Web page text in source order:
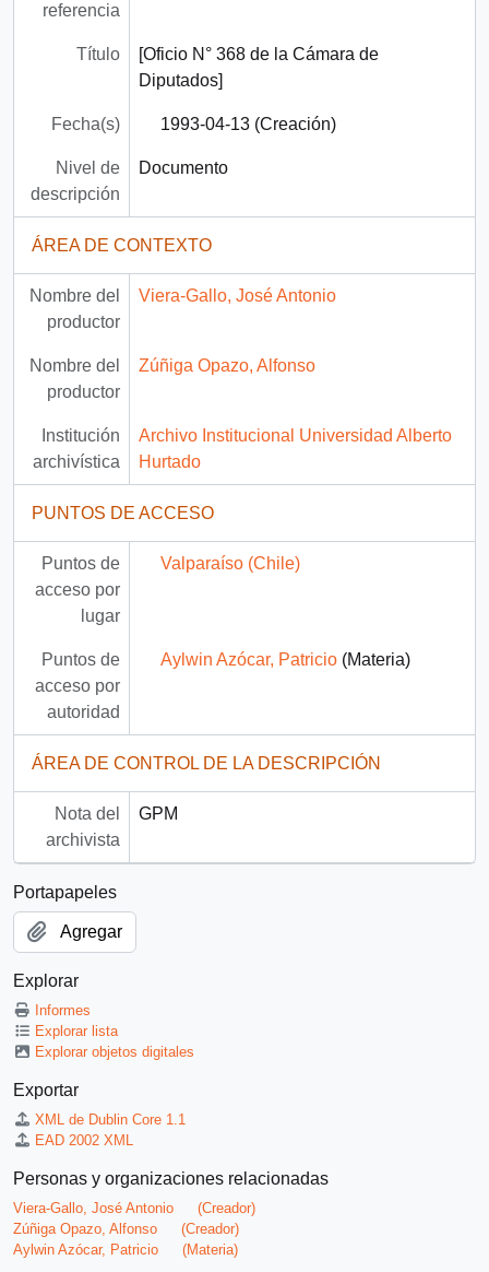
referencia
Título
[Oficio N° 368 de la Cámara de
Diputados]
Fecha(s) 1993-04-13 (Creación)
Nivel de
descripción
Documento
ÁREA DE CONTEXTO
Nombre del
productor
Viera-Gallo, José Antonio
Nombre del
productor
Zúñiga Opazo, Alfonso
Institución
archivística
Archivo Institucional Universidad Alberto
Hurtado
PUNTOS DE ACCESO
Puntos de
acceso por
lugar
Valparaíso (Chile)
Puntos de
acceso por
autoridad
Aylwin Azócar, Patricio(Materia)
ÁREA DE CONTROL DE LA DESCRIPCIÓN
Nota del
archivista
GPM
Portapapeles
Agregar
Explorar
Informes
Explorar lista
Explorar objetos digitales
Exportar
XML de Dublin Core 1.1
EAD 2002 XML
Personas y organizaciones relacionadas
Viera-Gallo, José Antonio
(Creador)
Zúñiga Opazo, Alfonso
(Creador)
Aylwin Azócar, Patricio
(Materia)